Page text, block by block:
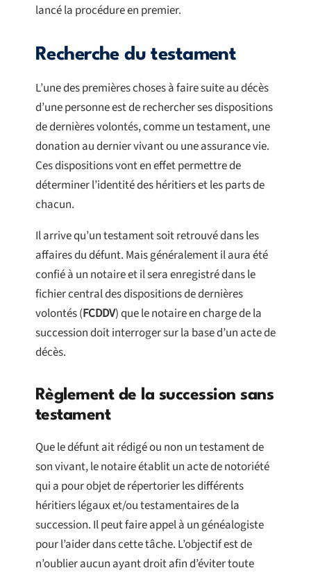
lancé la procédure en premier.
Recherche du testament
L’une des premières choses à faire suite au décès
d’une personne est de rechercher ses dispositions
de dernières volontés, comme un testament, une
donation au dernier vivant ou une assurance vie.
Ces dispositions vont en effet permettre de
déterminer l’identité des héritiers et les parts de
chacun.
Il arrive qu’un testament soit retrouvé dans les
affaires du défunt. Mais généralement il aura été
confié à un notaire et il sera enregistré dans le
fichier central des dispositions de dernières
volontés (FCDDV) que le notaire en charge de la
succession doit interroger sur la base d’un acte de
décès.
Règlement de la succession sans
testament
Que le défunt ait rédigé ou non un testament de
son vivant, le notaire établit un acte de notoriété
qui a pour objet de répertorier les différents
héritiers légaux et/ou testamentaires de la
succession. Il peut faire appel à un généalogiste
pour l’aider dans cette tâche. L’objectif est de
n’oublier aucun ayant droit afin d’éviter toute